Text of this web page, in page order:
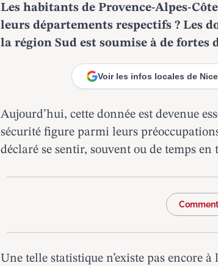
Les habitants de Provence-Alpes-
leurs départements respectifs ? Les
la région Sud est soumise à de
Voir les infos locales de
Aujourd’hui, cette donnéeest devenue
sécurité figure parmi leurs
déclaré se sentir, souvent ou de temps en
Une telle statistique n’existe pas encore